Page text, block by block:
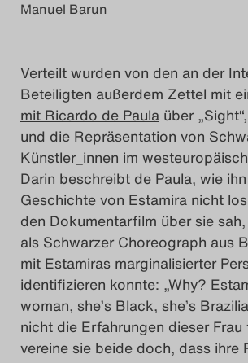
Manuel Barun
Verteilt wurden von den an der
Beteiligten außerdem Zettel mit
mit Ricardo de Paula über
und die Repräsentation von
Künstler_innen im
Darin beschreibt de Paula, wie
Geschichte von Estamira nicht
den Dokumentarfilm über sie
als Schwarzer Choreograph aus
mit Estamiras marginalisierter
identifizieren konnte: „Why?
woman, she’s Black, she’s
nicht die Erfahrungen dieser Frau
vereine sie beide doch, dass ihre